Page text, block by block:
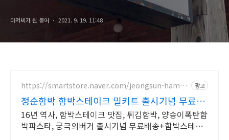
아저씨가 된 붕어 2021. 9. 19. 11:48
https://smartstore.naver.com/jeongsun-hamba
광고
정순함박 함박스테이크 밀키트 출시기념 무료배
송 이벤트!
16년 역사, 함박스테이크 맛집, 튀김함박, 양송이폭탄함
박파스타, 궁극의버거 출시기념 무료배송+함박스테이